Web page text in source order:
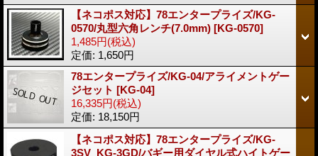
【ネコポス対応】78エンタープライズ/KG-
0570/丸型六角レンチ(7.0mm) [KG-0570]
1,485円(税込)
定価: 1,650円
78エンタープライズ/KG-04/アライメントゲー
ジセット [KG-04]
16,335円(税込)
定価: 18,150円
【ネコポス対応】78エンタープライズ/KG-
3SV_KG-3GD/バギー用ダイヤル式ハイトゲー